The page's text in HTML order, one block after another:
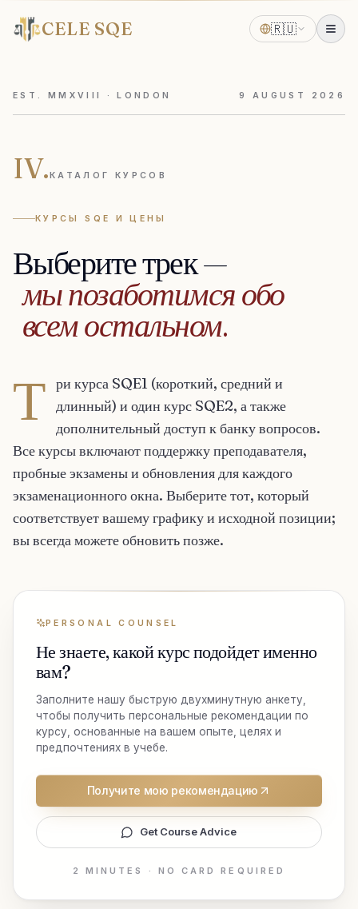
CELE SQE 🇷🇺
EST. MMXVIII · LONDON 9 AUGUST 2026
IV.КАТАЛОГ КУРСОВ
КУРСЫ SQE И ЦЕНЫ
Выберитетрек—
мыпозаботимсяобо
всемостальном.
Т ри курса SQE1 (короткий, средний и
длинный) и один курс SQE2, а также
дополнительный доступ к банку вопросов.
Все курсы включают поддержку преподавателя,
пробные экзамены и обновления для каждого
экзаменационного окна. Выберите тот, который
соответствует вашему графику и исходной позиции;
вы всегда можете обновить позже.
PERSONAL COUNSEL
Не знаете, какой курс подойдет именно
вам?
Заполните нашу быструю двухминутную анкету,
чтобы получить персональные рекомендации по
курсу, основанные на вашем опыте, целях и
предпочтениях в учебе.
Получите мою рекомендацию
Get Course Advice
2 MINUTES · NO CARD REQUIRED